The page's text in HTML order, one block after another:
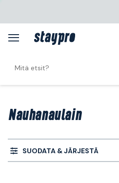
Nauhanaulain
SUODATA & JÄRJESTÄ